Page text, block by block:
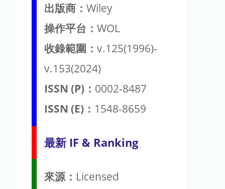
出版商： Wiley
操作平台： WOL
收錄範圍： v.125(1996)-
v.153(2024)
ISSN (P)： 0002-8487
ISSN (E)： 1548-8659
最新 IF & Ranking
來源： Licensed